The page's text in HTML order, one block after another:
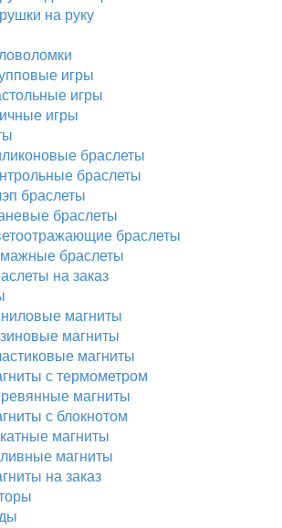
на руку
игры
игры
игры
браслеты
браслеты
браслеты
браслеты
браслеты
браслеты
на заказ
магниты
магниты
магниты
с термометром
магниты
с блокнотом
магниты
магниты
на заказ